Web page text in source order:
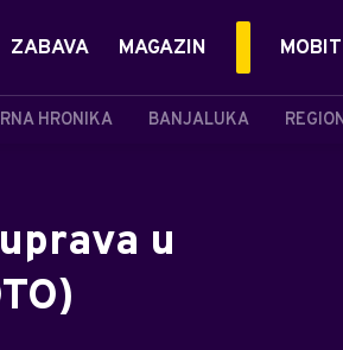
HRONIKA BANJALUKA
ZABAVA MAGAZIN MOBIT
u